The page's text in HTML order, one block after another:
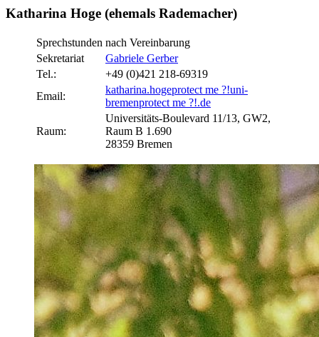
Katharina Hoge (ehemals Rademacher)
Sprechstunden nach Vereinbarung
Sekretariat
Gabriele Gerber
Tel.:
+49 (0)421 218-69319
Email:
katharina.hogeprotect me ?!uni-
bremenprotect me ?!.de
Raum:
Universitäts-Boulevard 11/13, GW2,
Raum B 1.690
28359 Bremen